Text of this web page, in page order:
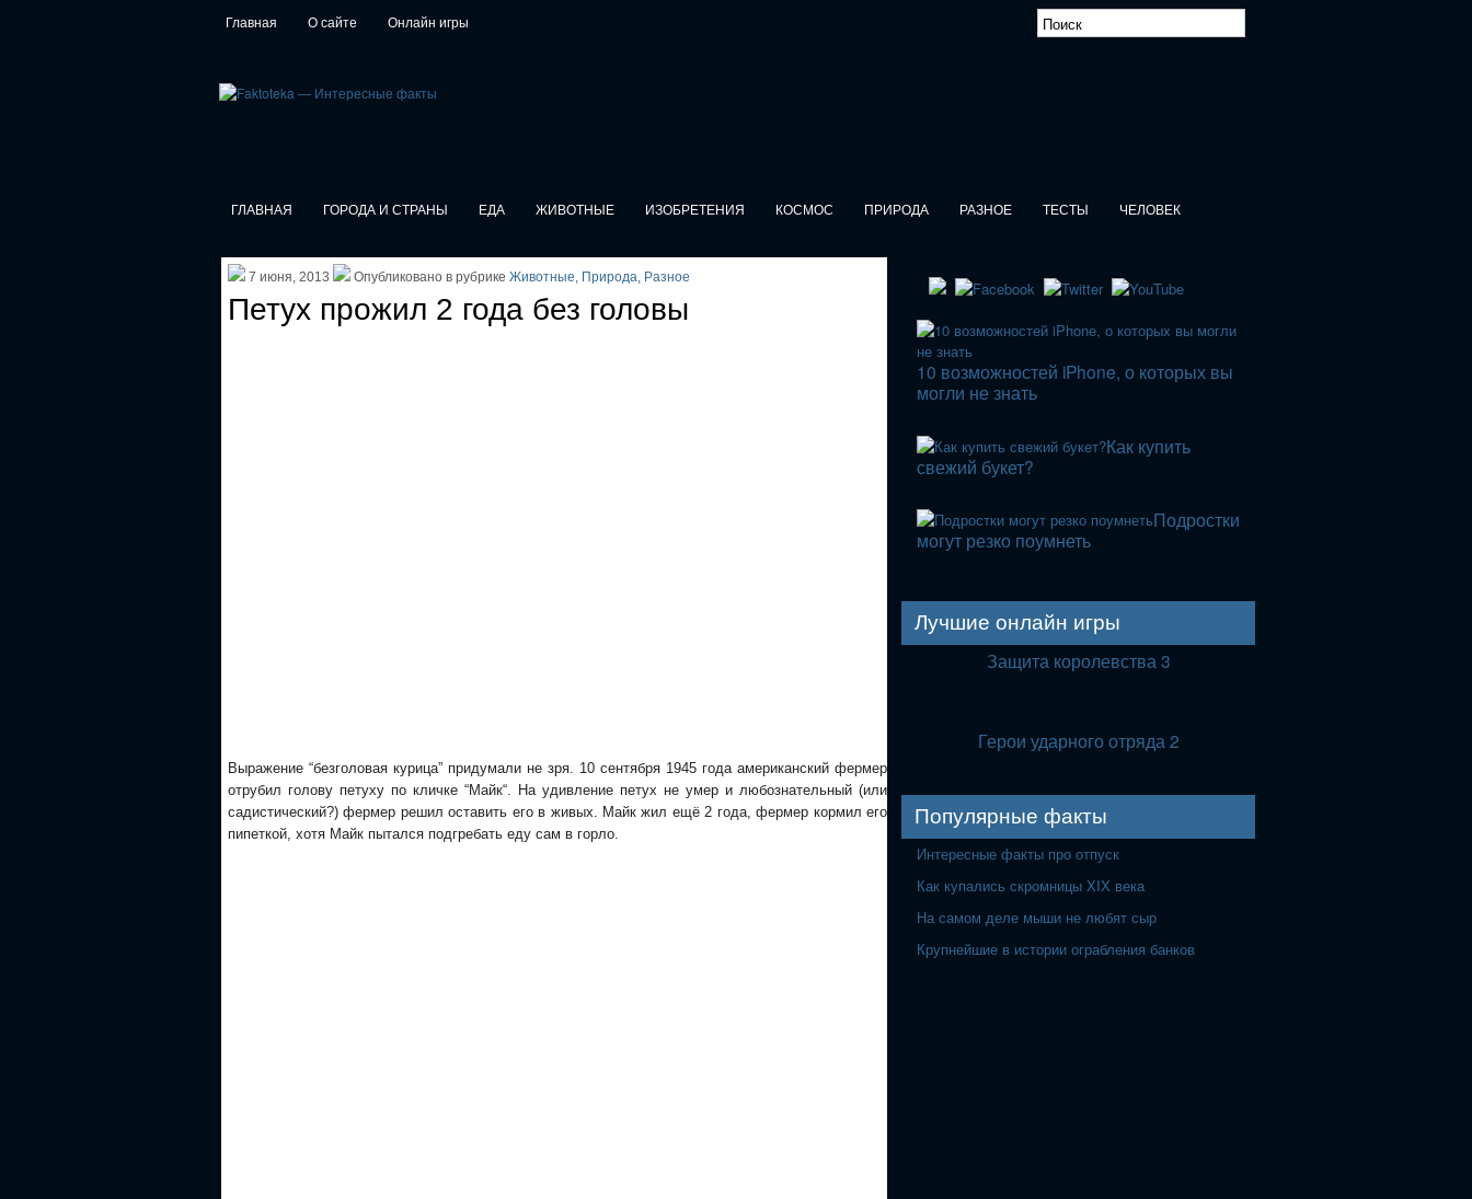
Главная О сайте Онлайн игры
ГЛАВНАЯ ГОРОДА И СТРАНЫ ЕДА ЖИВОТНЫЕ ИЗОБРЕТЕНИЯ КОСМОС ПРИРОДА РАЗНОЕ ТЕСТЫ ЧЕЛОВЕК
7 июня, 2013 Опубликовано в рубрике Животные, Природа, Разное
Петух прожил 2 года без головы
Выражение “безголовая курица” придумали не зря. 10 сентября 1945 года американский фермер
отрубил голову петуху по кличке “Майк“. На удивление петух не умер и любознательный (или
садистический?) фермер решил оставить его в живых. Майк жил ещё 2 года, фермер кормил его
пипеткой, хотя Майк пытался подгребать еду сам в горло.
10 возможностей iPhone, о которых вы
могли не знать
Как купить
свежий букет?
Подростки
могут резко поумнеть
Лучшие онлайн игры
Защита королевства 3
Герои ударного отряда 2
Популярные факты
Интересные факты про отпуск
Как купались скромницы XIX века
На самом деле мыши не любят сыр
Крупнейшие в истории ограбления банков